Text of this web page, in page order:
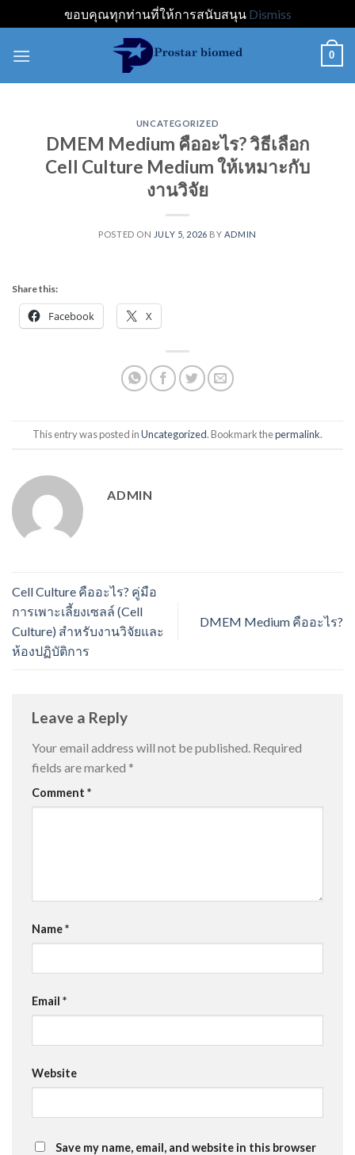
ขอบคุณทุกท่านที่ให้การสนับสนุน Dismiss
0
UNCATEGORIZED
DMEM Medium คืออะไร? วิธีเลือก
Cell Culture Medium ให้เหมาะกับ
งานวิจัย
POSTED ON JULY 5, 2026 BY ADMIN
Share this:
Facebook X
This entry was posted inUncategorized. Bookmark thepermalink.
ADMIN
Cell Culture คืออะไร? คู่มือ
การเพาะเลี้ยงเซลล์ (Cell
Culture) สำหรับงานวิจัยและ
ห้องปฏิบัติการ
DMEM Medium คืออะไร?
Leave a Reply
Your email address will not be published. Required
fields are marked *
Comment *
Name*
Email *
Website
Save my name, email, and website in this browser